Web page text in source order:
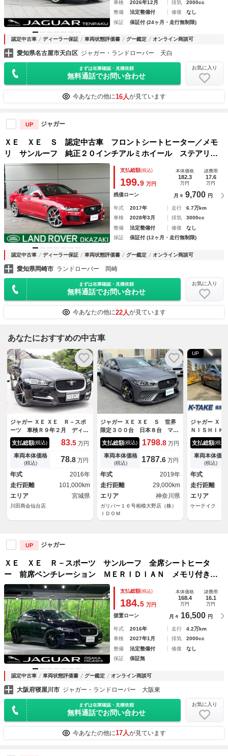
車検
2026年12月 排気
2000cc
整備
法定整備付 修復
なし
保証
保証付 (24ヶ月・走行無制限)
認定中古車 ディーラー保証 車両状態評価書 グー鑑定 オンライン商談可
愛知県名古屋市天白区 ジャガー・ランドローバー 天白
まずは在庫確認・見積依頼
無料通話でお問い合わせ
お気に入り
今あなたの他に16人が見ています
UP ジャガー
ＸＥ ＸＥ Ｓ 認定中古車 フロントシートヒーター／メモ
リ サンルーフ 純正２０インチアルミホイール ステアリン
グパドルシフト リアビューカメラ ＭＥＲＩＤＩＡＮ ブラ
インドスポットモニター
支払総額(税込)
199.9 万円
本体価格
182.3
万円
諸費用
17.6
万円
残価ローン 月々 9,700 円
年式 2017年 走行
6.7万km
車検
2028年3月 排気
3000cc
整備
法定整備付 修復
なし
保証
保証付 (12ヶ月・走行無制限)
認定中古車 ディーラー保証 車両状態評価書 グー鑑定 オンライン商談可
愛知県岡崎市 ランドローバー 岡崎
まずは在庫確認・見積依頼
無料通話でお問い合わせ
お気に入り
今あなたの他に22人が見ています
あなたにおすすめの中古車
ジャガー ＸＥ ＸＥ Ｒ－スポ
ーツ 車検Ｒ９年２月 ディー
ゼル サンルーフ ナビ バッ
クカメラ パワーシート クル
コン ＥＴＣ
支払総額(税込) 83.5 万円
車両本体価格
(税込) 78.8 万円
年式
2016年
走行距離
101,000km
エリア
宮城県
川田商会仙台店
ジャガー ＸＥ ＸＥ Ｓ 世界
限定３００台 日本８台 マッ
ドグレー 専用ハーフレザーシ
ート カーボンアンダーエア
ロ リヤウイング カーボンセ
ラミックブレーキ 純正２０イ
ンチＡＷ アクティブエキゾー
スト ＭＥＲＩＤＩＡＮ ナビ
支払総額(税込) 1798.8 万円
車両本体価格
(税込) 1787.6 万円
年式
2019年
走行距離
29,000km
エリア
神奈川県
ガリバー１６号相模大野店（株）
ＩＤＯＭ
UP
ジャガー Ｘ
ＮＩＳＨＩＫ
ン （禁煙車
ー）（クルー
（メーカーナ
ラ）（パワー
メモリー）（
（ＥＴＣ）（
ー）（フォグ
チＡＷ）
支払総額(税込)
車両本体価格
(税込)
年式
走行距離
エリア
ケーテイク セ
UP ジャガー
ＸＥ ＸＥ Ｒ－スポーツ サンルーフ 全席シートヒータ
ー 前席ベンチレーション ＭＥＲＩＤＩＡＮ メモリ付きパ
ワーシート 電動調整ステアリングコラム サラウンドカメ
ラ アダプティブクルーズ 純正１９インチアルミ 革シート
支払総額(税込)
184.5 万円
本体価格
168.4
万円
諸費用
16.1
万円
据置ローン 月々 16,500 円
年式 2016年 走行
4.2万km
車検
2027年1月 排気
2000cc
整備
法定整備付 修復
なし
保証
保証無
認定中古車 車両状態評価書 グー鑑定 オンライン商談可
大阪府寝屋川市 ジャガー・ランドローバー 大阪東
まずは在庫確認・見積依頼
無料通話でお問い合わせ
お気に入り
今あなたの他に17人が見ています